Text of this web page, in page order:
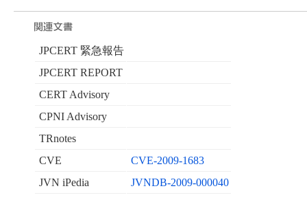
JPCERT 緊急報告
JPCERT REPORT
CERT Advisory
CPNI Advisory
TRnotes
CVE
CVE-2009-1683
JVN iPedia
JVNDB-2009-000040